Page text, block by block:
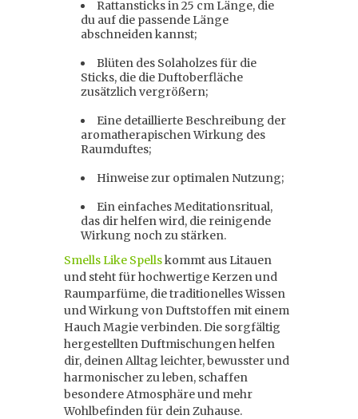
Rattansticks in 25 cm Länge, die
du auf die passende Länge
abschneiden kannst;
Blüten des Solaholzes für die
Sticks, die die Duftoberfläche
zusätzlich vergrößern;
Eine detaillierte Beschreibung der
aromatherapischen Wirkung des
Raumduftes;
Hinweise zur optimalen Nutzung;
Ein einfaches Meditationsritual,
das dir helfen wird, die reinigende
Wirkung noch zu stärken.
Smells Like Spellskommt aus Litauen
und steht für hochwertige Kerzen und
Raumparfüme, die traditionelles Wissen
und Wirkung von Duftstoffen mit einem
Hauch Magie verbinden. Die sorgfältig
hergestellten Duftmischungen helfen
dir, deinen Alltag leichter, bewusster und
harmonischer zu leben, schaffen
besondere Atmosphäre und mehr
Wohlbefinden für dein Zuhause.